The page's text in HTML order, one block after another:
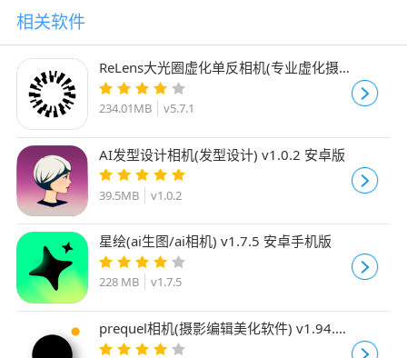
相关软件
ReLens大光圈虚化单反相机(专业虚化摄
影软件) v5.7.1 安卓版
234.01MB v5.7.1
AI发型设计相机(发型设计) v1.0.2 安卓版
39.5MB v1.0.2
星绘(ai生图/ai相机) v1.7.5 安卓手机版
228 MB v1.7.5
prequel相机(摄影编辑美化软件) v1.94.0
安卓版